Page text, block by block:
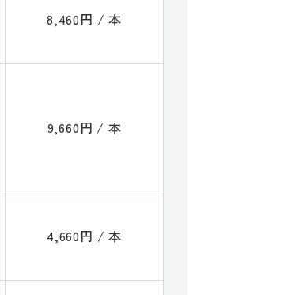
8,460円 / 本
9,660円 / 本
4,660円 / 本